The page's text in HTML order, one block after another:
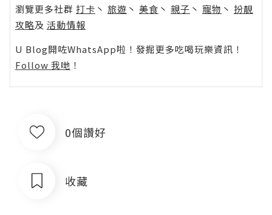
瀏覽更多社群 打卡 丶 旅遊 丶 美食 丶 親子 丶 寵物 丶 扮靚
攻略及 活動情報
U Blog開咗WhatsApp啦！發掘更多吃喝玩樂資訊！
Follow 我哋 ！
0個讚好
收藏